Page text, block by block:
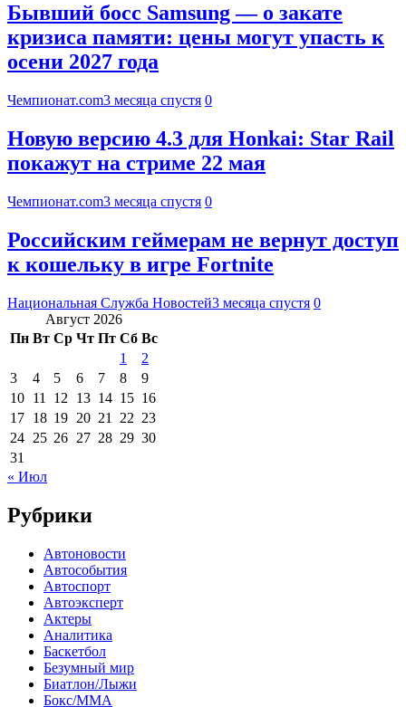
Бывший босс Samsung — о закате
кризиса памяти: цены могут упасть к
осени 2027 года
Чемпионат.com3 месяца спустя 0
Новую версию 4.3 для Honkai: Star Rail
покажут на стриме 22 мая
Чемпионат.com3 месяца спустя 0
Российским геймерам не вернут доступ
к кошельку в игре Fortnite
Национальная Служба Новостей3 месяца спустя 0
Август 2026
Пн Вт Ср Чт Пт Сб Вс
1
2
3
4 5 6 7 8
9
10 11 12 13 14 15 16
17 18 19 20 21 22 23
24 25 26 27 28 29 30
31
« Июл
Рубрики
Автоновости
Автособытия
Автоспорт
Автоэксперт
Актеры
Аналитика
Баскетбол
Безумный мир
Биатлон/Лыжи
Бокс/MMA